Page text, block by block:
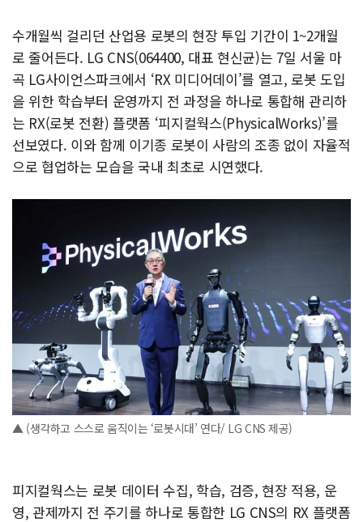
수개월씩 걸리던 산업용 로봇의 현장 투입 기간이 1~2개월
로 줄어든다. LG CNS(064400, 대표 현신균)는 7일 서울 마
곡 LG사이언스파크에서 ‘RX 미디어데이’를 열고, 로봇 도입
을 위한 학습부터 운영까지 전 과정을 하나로 통합해 관리하
는 RX(로봇 전환) 플랫폼 ‘피지컬웍스(PhysicalWorks)’를
선보였다. 이와 함께 이기종 로봇이 사람의 조종 없이 자율적
으로 협업하는 모습을 국내 최초로 시연했다.
▲ (생각하고 스스로 움직이는 ‘로봇시대’ 연다/ LG CNS 제공)
피지컬웍스는 로봇 데이터 수집, 학습, 검증, 현장 적용, 운
영, 관제까지 전 주기를 하나로 통합한 LG CNS의 RX 플랫폼